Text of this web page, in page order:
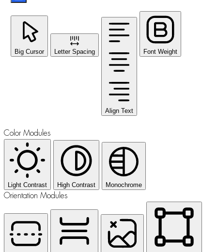
Big Cursor Letter Spacing
Align Text
Font Weight
Color Modules
Light Contrast High Contrast Monochrome
Orientation Modules